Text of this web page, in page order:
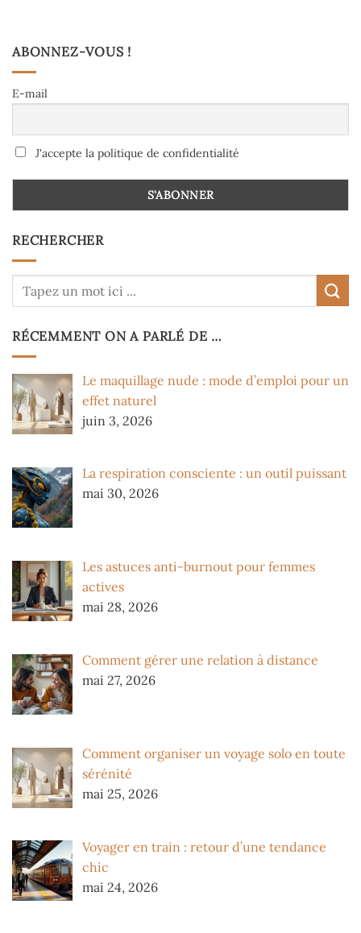
ABONNEZ-VOUS !
E-mail
J'accepte la politique de confidentialité
RECHERCHER
RÉCEMMENT ON A PARLÉ DE …
Le maquillage nude : mode d’emploi pour un
effet naturel
juin 3, 2026
La respiration consciente : un outil puissant
mai 30, 2026
Les astuces anti-burnout pour femmes
actives
mai 28, 2026
Comment gérer une relation à distance
mai 27, 2026
Comment organiser un voyage solo en toute
sérénité
mai 25, 2026
Voyager en train : retour d’une tendance
chic
mai 24, 2026